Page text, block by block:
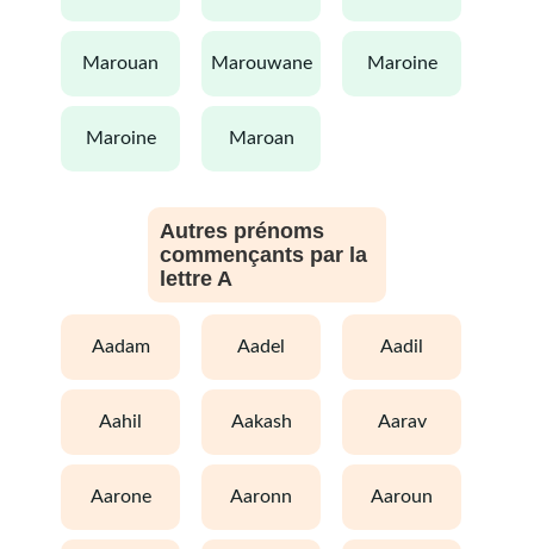
marouan marouwane maroine
maroine maroan
Autres prénoms
commençants par la
lettre A
aadam aadel aadil
aahil aakash aarav
aarone aaronn aaroun